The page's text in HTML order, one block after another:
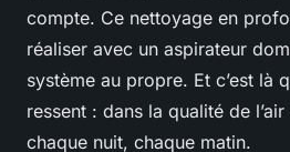
compte. Ce nettoyage en
réaliser avec un aspirateur
système au propre. Et c’est là
ressent : dans la qualité de
chaque nuit, chaque matin.